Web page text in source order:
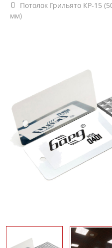
Потолок Грильято КР-15
мм)